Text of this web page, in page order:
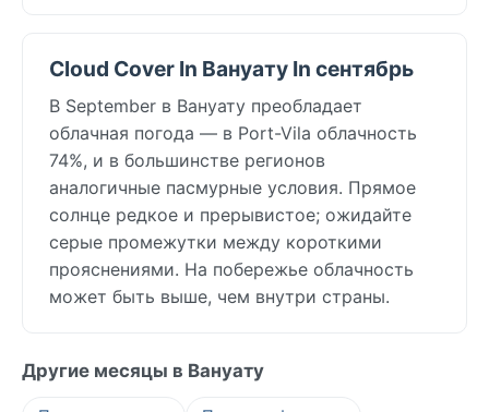
Cloud Cover In Вануату In сентябрь
В September в Вануату преобладает
облачная погода — в Port-Vila облачность
74%, и в большинстве регионов
аналогичные пасмурные условия. Прямое
солнце редкое и прерывистое; ожидайте
серые промежутки между короткими
прояснениями. На побережье облачность
может быть выше, чем внутри страны.
Другие месяцы в Вануату